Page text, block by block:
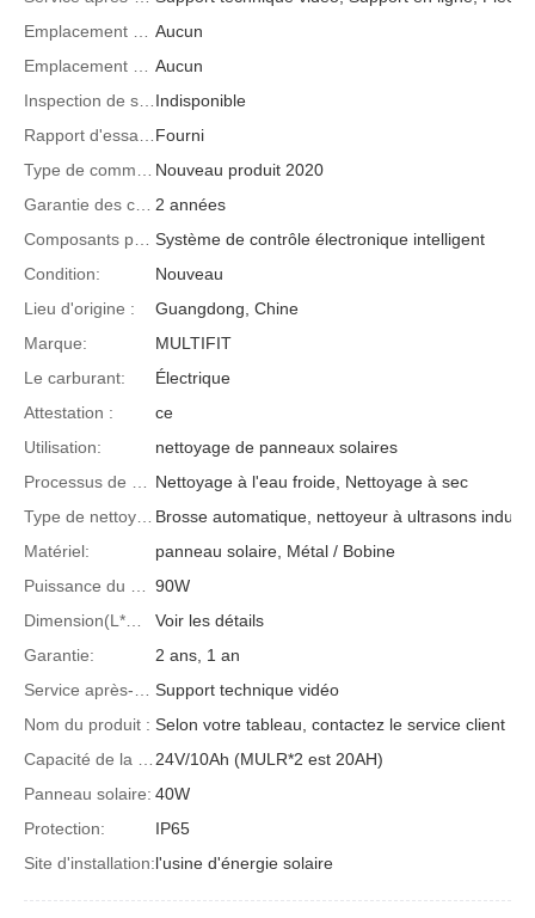
Aucun
Aucun
Indisponible
Fourni
Nouveau produit 2020
2 années
Système de contrôle électronique intelligent
Condition:
Nouveau
Lieu d'origine :
Guangdong, Chine
Marque:
MULTIFIT
Le carburant:
Électrique
Attestation :
ce
Utilisation:
nettoyage de panneaux solaires
Nettoyage à l'eau froide, Nettoyage à sec
Brosse automatique, nettoyeur à ultrasons
Matériel:
panneau solaire, Métal / Bobine
90W
Voir les détails
Garantie:
2 ans, 1 an
Support technique vidéo
Nom du produit : Selon votre tableau, contactez le service client
24V/10Ah (MULR*2 est 20AH)
Panneau solaire: 40W
Protection:
IP65
Site d'installation:l'usine d'énergie solaire